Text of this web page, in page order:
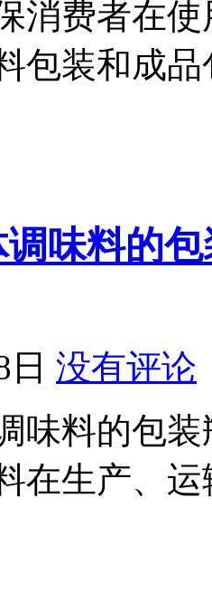
消费者在
包装和成
味料的
没有评论
味料的包
在生产、